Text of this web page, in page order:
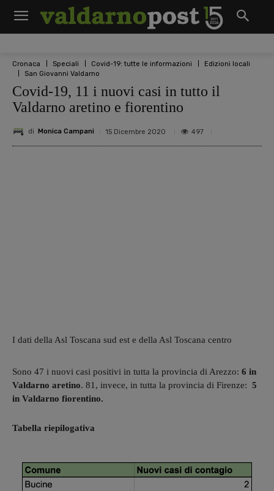
Cronaca Speciali Covid-19: tutte le informazioni
Edizioni locali
San Giovanni Valdarno
Covid-19, 11 i nuovi casi in tutto il
Valdarno aretino e fiorentino
di Monica Campani 15 Dicembre 2020 497
I dati della Asl Toscana sud est e della Asl Toscana centro
Sono 47 i nuovi casi positivi in tutta la provincia di Arezzo: 6 in
Valdarno aretino. 81, invece, in tutta la provincia di Firenze: 5
in Valdarno fiorentino.
Tabella riepilogativa